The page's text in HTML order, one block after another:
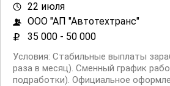
22 июля
ООО "АП "Автотехтранс"
35 000 - 50 000
Условия: Стабильные выплаты
раза в месяц). Сменный график
подработки). Официальное